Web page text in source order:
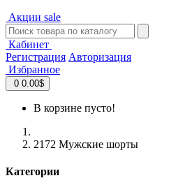
Акции sale
Кабинет
Регистрация Авторизация
Избранное
0 0.00$
В корзине пусто!
2172 Мужские шорты
Категории